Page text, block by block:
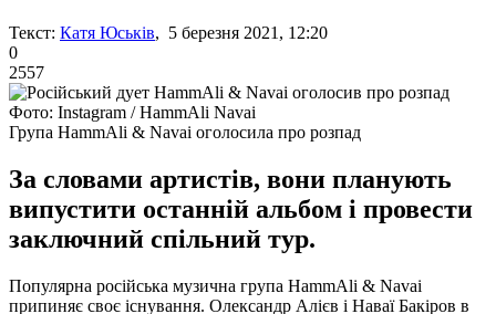
Текст: Катя Юськів, 5 березня 2021, 12:20
0
2557
Фото: Instagram / HammAli Navai
Група HammAli & Navai оголосила про розпад
За словами артистів, вони планують
випустити останній альбом і провести
заключний спільний тур.
Популярна російська музична група HammAli & Navai
припиняє своє існування. Олександр Алієв і Наваї Бакіров в